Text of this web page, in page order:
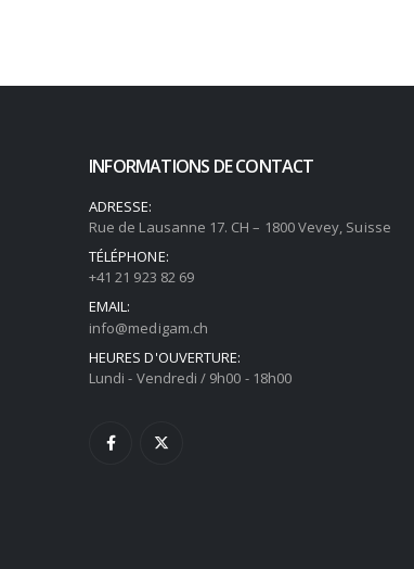
INFORMATIONS DE CONTACT
ADRESSE:
Rue de Lausanne 17. CH – 1800 Vevey, Suisse
TÉLÉPHONE:
+41 21 923 82 69
EMAIL:
info@medigam.ch
HEURES D'OUVERTURE:
Lundi - Vendredi / 9h00 - 18h00